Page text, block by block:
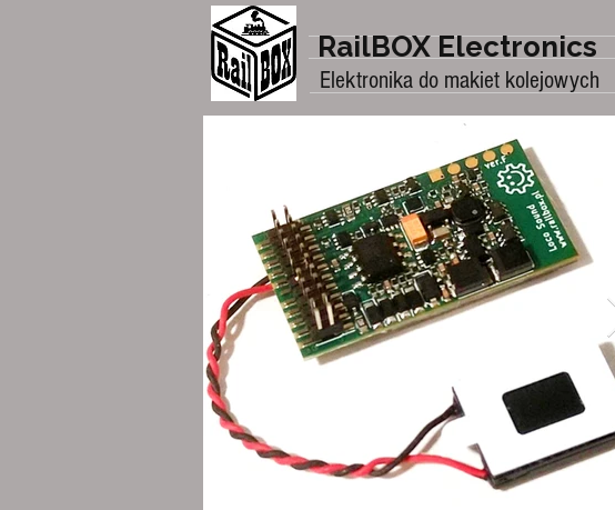
RailBOX Electronics
Elektronika do makiet kolejowych